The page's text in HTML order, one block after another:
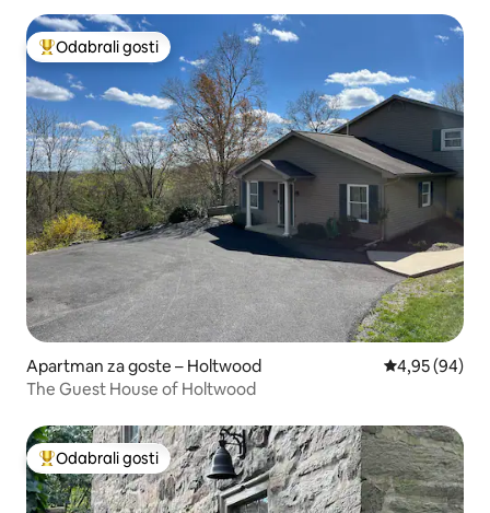
Među najviše rangiranima s oznakom „Odabrali gosti”
Odabrali gosti
Apartman za goste – Holtwood Prosječna
4,95 (94)
The Guest House of Holtwood
Među najviše rangiranima s oznakom „Odabrali gosti”
Odabrali gosti